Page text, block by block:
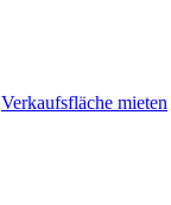
Verkaufsfläche mieten